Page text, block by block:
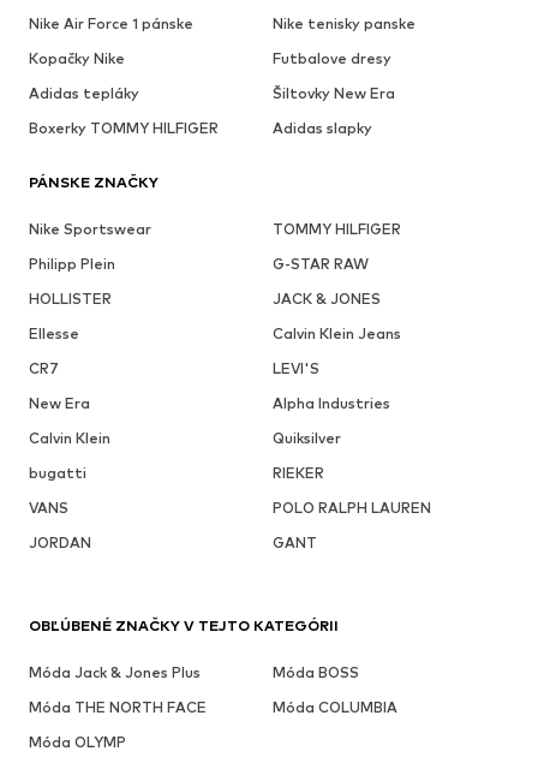
Nike Air Force 1 pánske
Nike tenisky panske
Kopačky Nike
Futbalove dresy
Adidas tepláky
Šiltovky New Era
Boxerky TOMMY HILFIGER
Adidas slapky
PÁNSKE ZNAČKY
Nike Sportswear
TOMMY HILFIGER
Philipp Plein
G-STAR RAW
HOLLISTER
JACK & JONES
Ellesse
Calvin Klein Jeans
CR7
LEVI'S
New Era
Alpha Industries
Calvin Klein
Quiksilver
bugatti
RIEKER
VANS
POLO RALPH LAUREN
JORDAN
GANT
OBĽÚBENÉ ZNAČKY V TEJTO KATEGÓRII
Móda Jack & Jones Plus
Móda BOSS
Móda THE NORTH FACE
Móda COLUMBIA
Móda OLYMP